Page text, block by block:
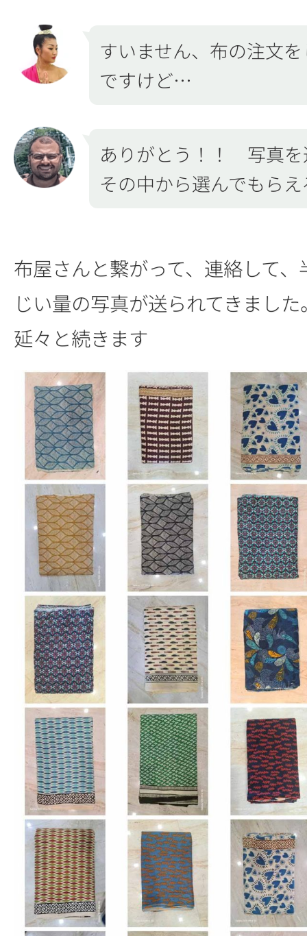
すいません、布の注文
ですけど…
ありがとう！！ 写真を
その中から選んでもら
布屋さんと繋がって、連絡して
じい量の写真が送られてきまし
延々と続きます